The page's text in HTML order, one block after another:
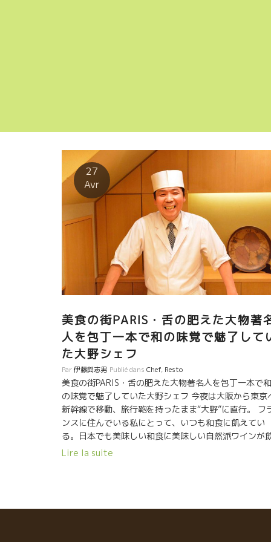
27
Avr
美食の街PARIS・舌の肥えた大物著
人を包丁一本で和の味覚で魅了して
た大野シェフ
Par伊藤與志男 Publié dans Chef, Resto
美食の街PARIS・舌の肥えた大物著名人を包丁一本で和
の味覚で魅了していた大野シェフ 今夜は大阪から東京
新幹線で移動、旅行鞄を持ったまま“大野”に直行。 フ
ンスに住んでいる私にとって、いつも和食に飢えてい
る。日本でも美味しい和食に美味しい自然派ワインが
めるレストランが少ない。 本当に残念でならない。とび
Lire la suite